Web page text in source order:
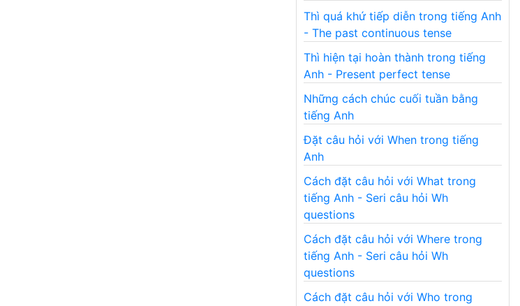
Thì quá khứ tiếp diễn trong tiếng Anh
- The past continuous tense
Thì hiện tại hoàn thành trong tiếng
Anh - Present perfect tense
Những cách chúc cuối tuần bằng
tiếng Anh
Đặt câu hỏi với When trong tiếng
Anh
Cách đặt câu hỏi với What trong
tiếng Anh - Seri câu hỏi Wh
questions
Cách đặt câu hỏi với Where trong
tiếng Anh - Seri câu hỏi Wh
questions
Cách đặt câu hỏi với Who trong